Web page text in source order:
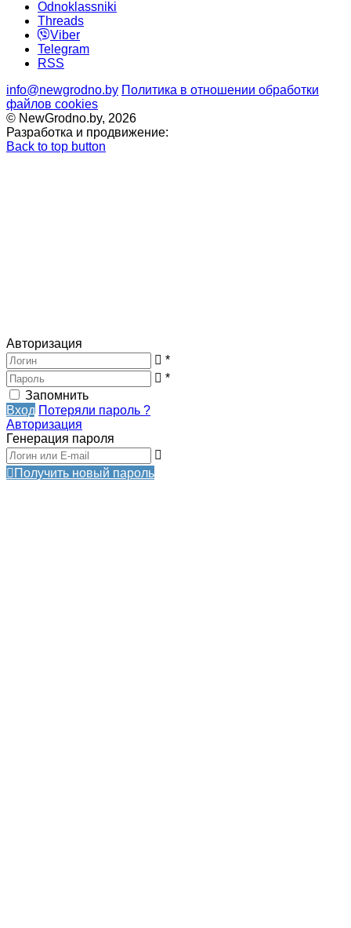
Odnoklassniki
Threads
Viber
Telegram
RSS
info@newgrodno.by Политика в отношении обработки
файлов cookies
© NewGrodno.by, 2026
Разработка и продвижение:
Back to top button
Авторизация
*
*
Запомнить
Вход Потеряли пароль ?
Авторизация
Генерация пароля
Получить новый пароль